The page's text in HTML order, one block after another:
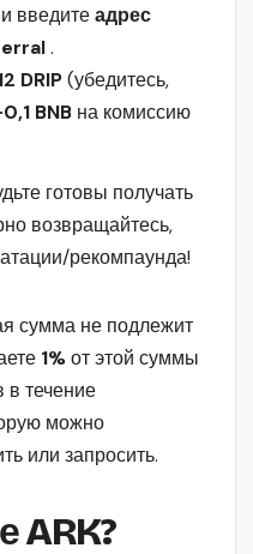
введитеадрес
.
DRIP(убедитесь,
BNB на комиссию
готовы получать
возвращайтесь,
рекомпаунда!
сумма не подлежит
1%от этой суммы
в течение
можно
или запросить.
ARK?